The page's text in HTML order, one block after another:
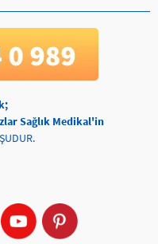
Sağlık Medikal'in